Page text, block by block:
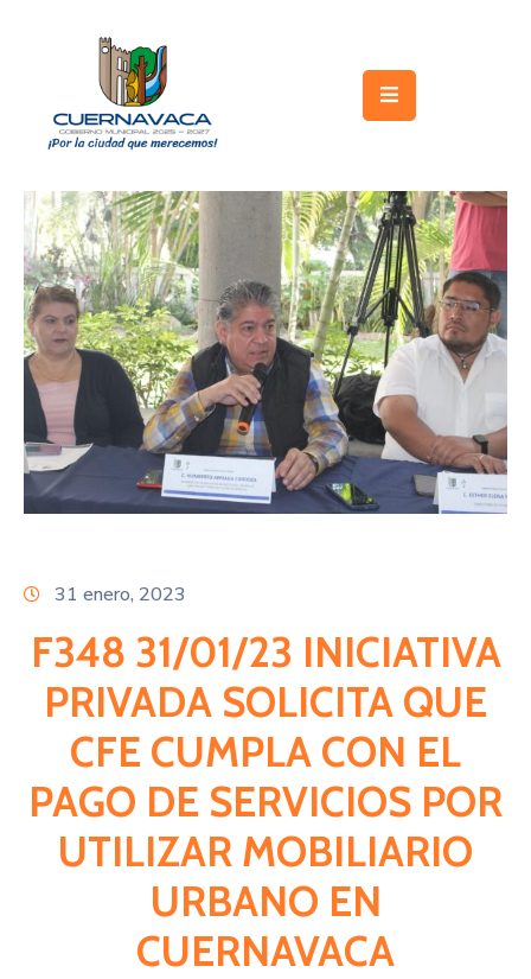
Gobierno
Turismo
Trámites
y
Servicios
Licitaciones
Transparencia
Directorio
31 enero, 2023
F348 31/01/23 INICIATIVA
PRIVADA SOLICITA QUE
CFE CUMPLA CON EL
PAGO DE SERVICIOS POR
UTILIZAR MOBILIARIO
URBANO EN
CUERNAVACA